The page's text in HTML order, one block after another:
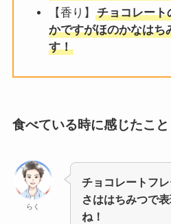
【香り】
チョコレート
かですがほのかなはち
す！
食べている時に感じたこと
らく
チョコレートフ
さははちみつで
ね！